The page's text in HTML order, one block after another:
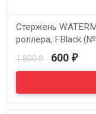
Стержень
роллера, FBlack
В наличии
1 800₽ 600 ₽